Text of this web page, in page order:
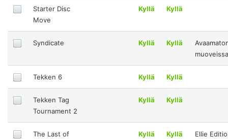
Starter Disc
Move
Kyllä Kyllä
Syndicate Kyllä Kyllä
Tekken 6 Kyllä Kyllä
Tekken Tag
Tournament 2
Kyllä Kyllä
The Last of
Kyllä Kyllä Ellie